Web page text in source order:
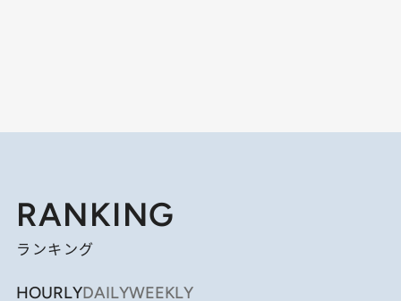
RANKING
ランキング
HOURLYDAILYWEEKLY